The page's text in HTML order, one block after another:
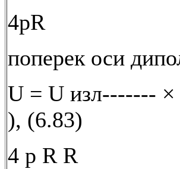
4pR
поперек оси
U = U изл-------
), (6.83)
4 p R R